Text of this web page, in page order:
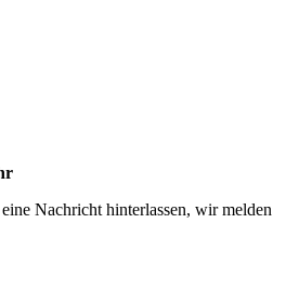
Nachricht hinterlassen, wir melden